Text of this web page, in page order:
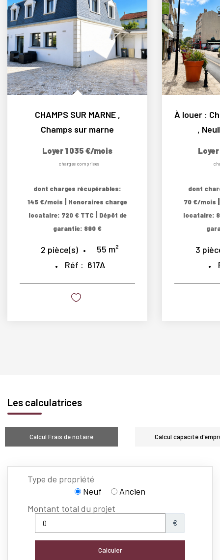
CHAMPS SUR MARNE ,
Champs sur marne
Loyer 1 035 €/mois
charges comprises
dont charges récupérables:
145 €/mois | Honoraires charge
locataire: 720 € TTC | Dépôt de
garantie: 890 €
2 pièce(s) 55 m²
Réf : 617A
,
dont
70 €/mois
locataire:
3
Les calculatrices
Calcul Frais de notaire Calcul capacité